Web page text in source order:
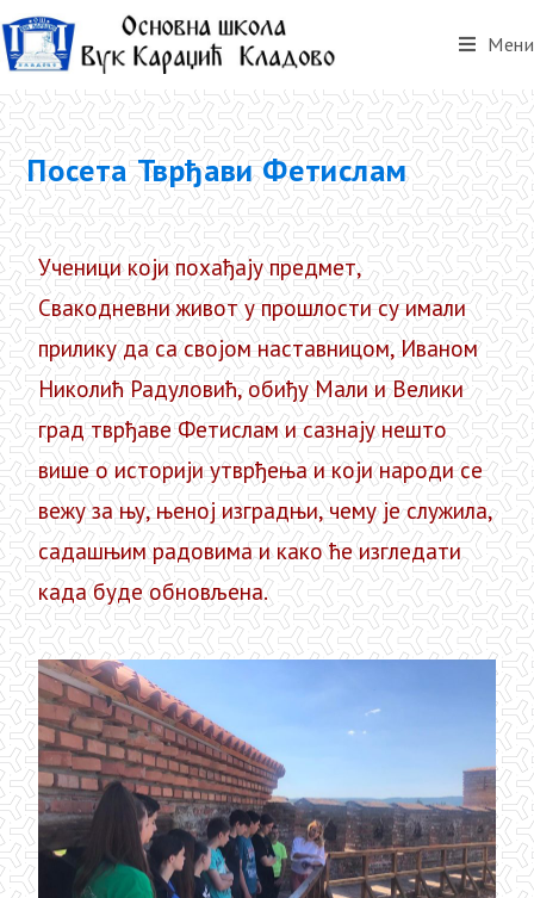
Мени
Посета Тврђави Фетислам
Ученици који похађају предмет,
Свакодневни живот у прошлости су имали
прилику да са својом наставницом, Иваном
Николић Радуловић, обиђу Мали и Велики
град тврђаве Фетислам и сазнају нешто
више о историји утврђења и који народи се
вежу за њу, њеној изградњи, чему је служила,
садашњим радовима и како ће изгледати
када буде обновљена.